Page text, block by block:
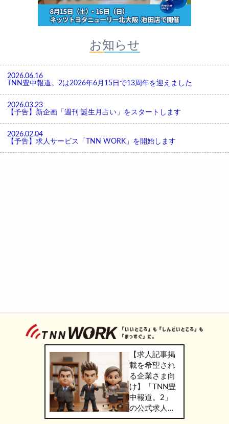
お知らせ
2026.06.16
TNN豊中報道。2は2026年6月15日で13周年を迎えました
2026.03.23
【予告】新企画「週刊 誕生月占い」をスタートします
2026.02.04
【予告】求人サービス「TNN WORK」を開始します
【求人記事掲
載を希望され
る企業さま向
け】「TNN豊
中報道。2」
の公式求人情
報サービス